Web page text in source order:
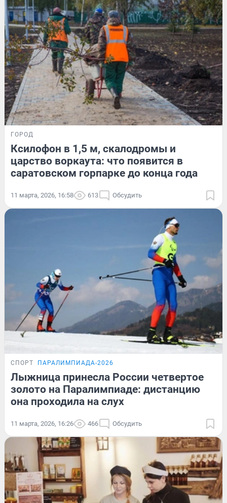
ГОРОД
Ксилофон в 1,5 м, скалодромы и
царство воркаута: что появится в
саратовском горпарке до конца года
11 марта, 2026, 16:58 613 Обсудить
СПОРТ ПАРАЛИМПИАДА-2026
Лыжница принесла России четвертое
золото на Паралимпиаде: дистанцию
она проходила на слух
11 марта, 2026, 16:26 466 Обсудить